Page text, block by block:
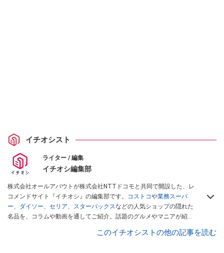
イチオシスト
ライター / 編集
イチオシ編集部
株式会社オールアバウトが株式会社NTTドコモと共同で開設した、レ
コメンドサイト『イチオシ』の編集部です。 コストコや業務スーパ
ー、 ダイソー、 セリア、 スターバックスなどの人気ショップの隠れた
名品を、コラムや動画を通してご紹介。話題のグルメやマニアが紹介
インフルエンサーが実際に使用してレビューしています。毎日トレン
このイチオシストの他の記事を読む